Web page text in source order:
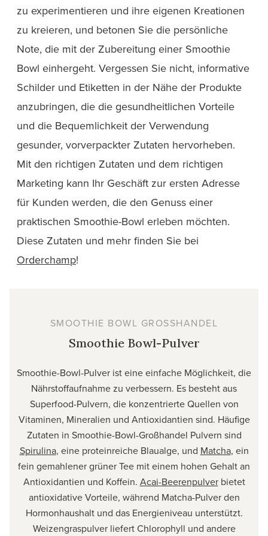
zu experimentieren und ihre eigenen Kreationen
zu kreieren, und betonen Sie die persönliche
Note, die mit der Zubereitung einer Smoothie
Bowl einhergeht. Vergessen Sie nicht, informative
Schilder und Etiketten in der Nähe der Produkte
anzubringen, die die gesundheitlichen Vorteile
und die Bequemlichkeit der Verwendung
gesunder, vorverpackter Zutaten hervorheben.
Mit den richtigen Zutaten und dem richtigen
Marketing kann Ihr Geschäft zur ersten Adresse
für Kunden werden, die den Genuss einer
praktischen Smoothie-Bowl erleben möchten.
Diese Zutaten und mehr finden Sie bei
Orderchamp!
SMOOTHIE BOWL GROSSHANDEL
Smoothie Bowl-Pulver
Smoothie-Bowl-Pulver ist eine einfache Möglichkeit, die
Nährstoffaufnahme zu verbessern. Es besteht aus
Superfood-Pulvern, die konzentrierte Quellen von
Vitaminen, Mineralien und Antioxidantien sind. Häufige
Zutaten in Smoothie-Bowl-Großhandel Pulvern sind
Spirulina, eine proteinreiche Blaualge, und Matcha, ein
fein gemahlener grüner Tee mit einem hohen Gehalt an
Antioxidantien und Koffein. Acai-Beerenpulverbietet
antioxidative Vorteile, während Matcha-Pulver den
Hormonhaushalt und das Energieniveau unterstützt.
Weizengraspulver liefert Chlorophyll und andere